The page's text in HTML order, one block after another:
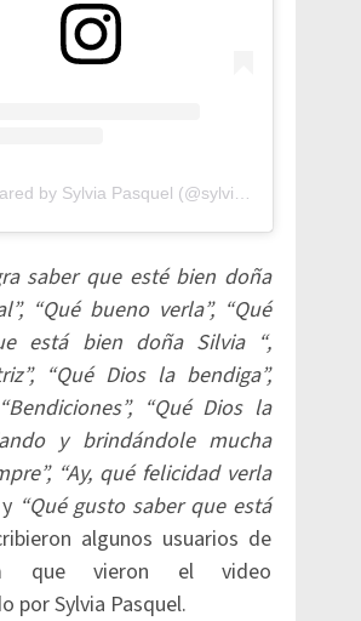
saber que esté bien doña
“Qué bueno verla”, “Qué
está bien doña Silvia “,
“Qué Dios la bendiga”,
“Qué Dios la
y brindándole mucha
“Ay, qué felicidad verla
“Qué gusto saber que está
algunos usuarios de
que vieron el video
por Sylvia Pasquel.